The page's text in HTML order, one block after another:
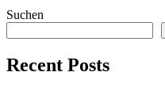
Suchen
Recent Posts